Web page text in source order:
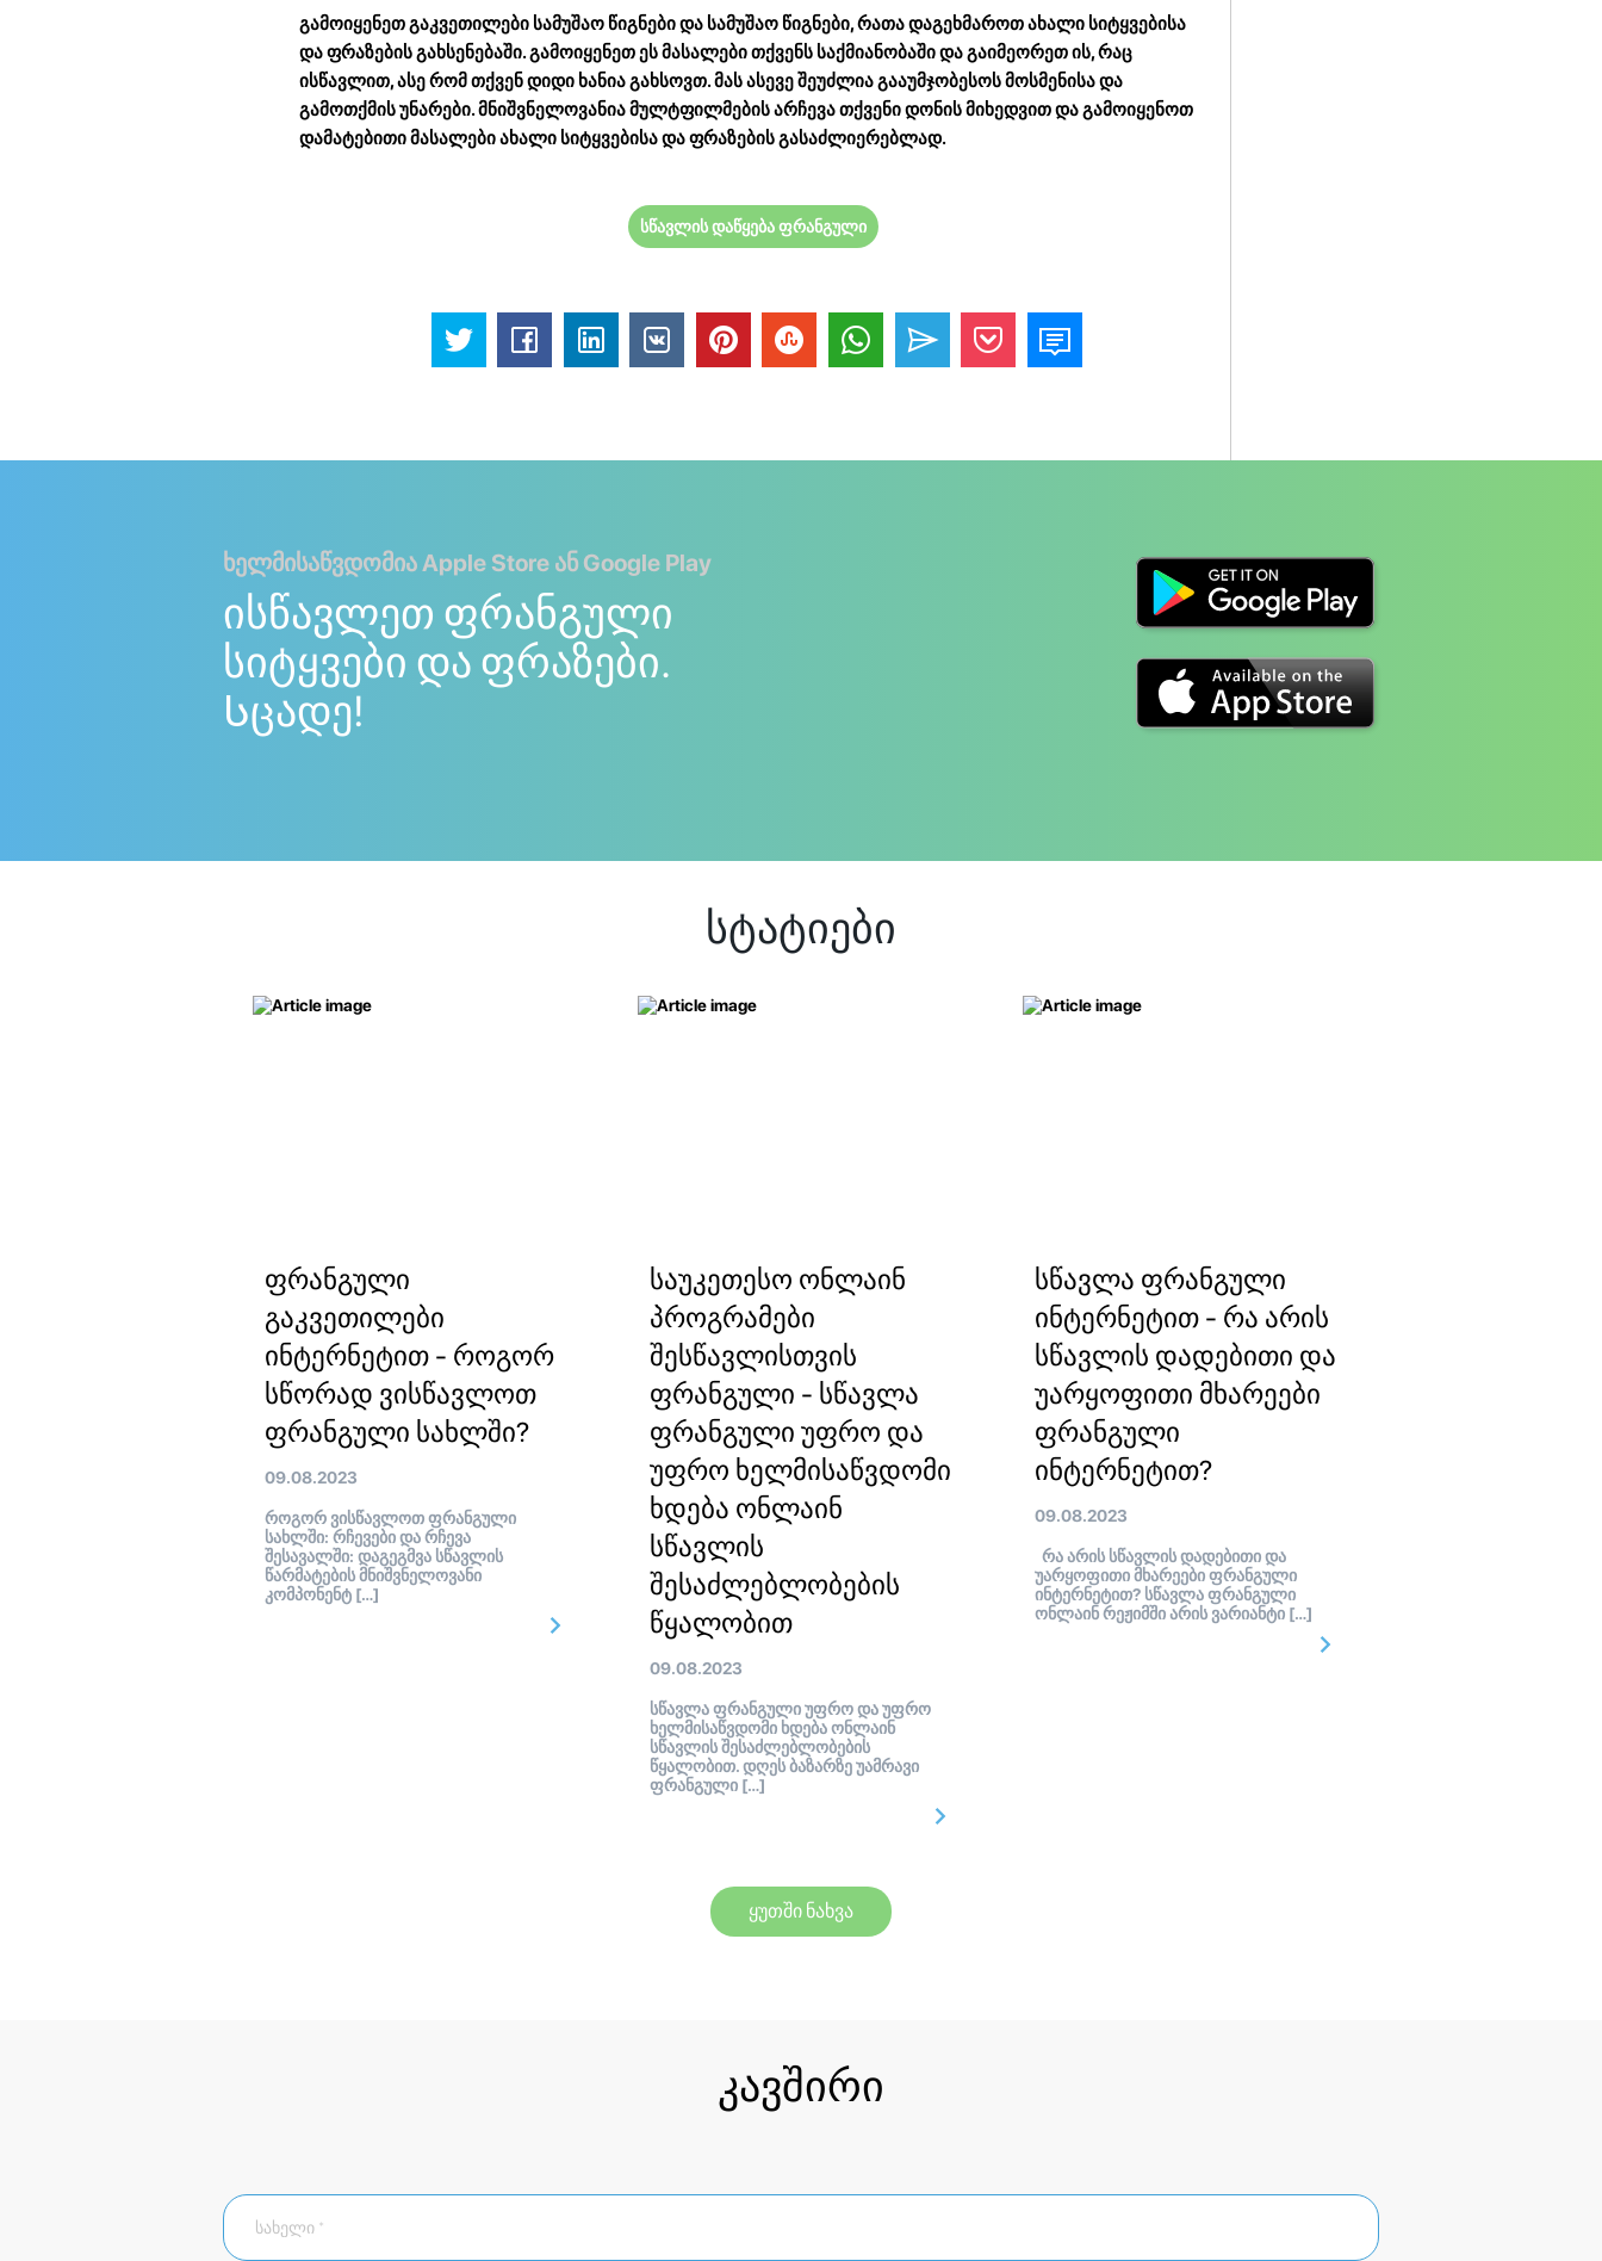
გამოიყენეთ გაკვეთილები სამუშაო წიგნები და სამუშაო წიგნები, რათა დაგეხმაროთ ახალი სიტყვებისა
და ფრაზების გახსენებაში. გამოიყენეთ ეს მასალები თქვენს საქმიანობაში და გაიმეორეთ ის, რაც
ისწავლით, ასე რომ თქვენ დიდი ხანია გახსოვთ. მას ასევე შეუძლია გააუმჯობესოს მოსმენისა და
გამოთქმის უნარები. მნიშვნელოვანია მულტფილმების არჩევა თქვენი დონის მიხედვით და გამოიყენოთ
დამატებითი მასალები ახალი სიტყვებისა და ფრაზების გასაძლიერებლად.
სწავლის დაწყება ფრანგული
ხელმისაწვდომია Apple Store ან Google Play
ისწავლეთ ფრანგული
სიტყვები და ფრაზები.
Სცადე!
სტატიები
ფრანგული
გაკვეთილები
ინტერნეტით - როგორ
სწორად ვისწავლოთ
ფრანგული სახლში?
09.08.2023
როგორ ვისწავლოთ ფრანგული
სახლში: რჩევები და რჩევა
შესავალში: დაგეგმვა სწავლის
წარმატების მნიშვნელოვანი
კომპონენტ […]
საუკეთესო ონლაინ
პროგრამები
შესწავლისთვის
ფრანგული - სწავლა
ფრანგული უფრო და
უფრო ხელმისაწვდომი
ხდება ონლაინ
სწავლის
შესაძლებლობების
წყალობით
09.08.2023
სწავლა ფრანგული უფრო და უფრო
ხელმისაწვდომი ხდება ონლაინ
სწავლის შესაძლებლობების
წყალობით. დღეს ბაზარზე უამრავი
ფრანგული […]
სწავლა ფრანგული
ინტერნეტით - რა არის
სწავლის დადებითი და
უარყოფითი მხარეები
ფრანგული
ინტერნეტით?
09.08.2023
რა არის სწავლის დადებითი და
უარყოფითი მხარეები ფრანგული
ინტერნეტით? სწავლა ფრანგული
ონლაინ რეჟიმში არის ვარიანტი […]
ყუთში ნახვა
კავშირი